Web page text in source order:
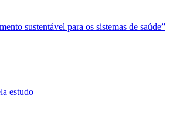
sustentável para os sistemas de saúde”
estudo